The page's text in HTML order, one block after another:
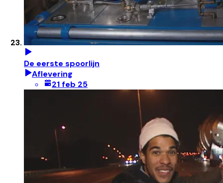
De eerste spoorlijn
Aflevering
21 feb 25